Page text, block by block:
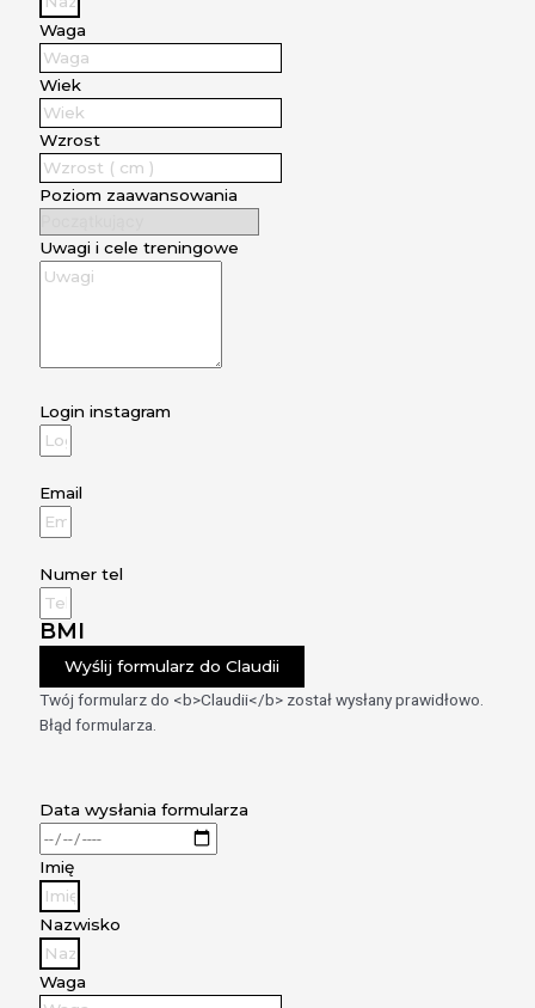
Waga
Wiek
Wzrost
Poziom zaawansowania
Uwagi i cele treningowe
Login instagram
Email
Numer tel
BMI
Wyślij formularz do Claudii
Twój formularz do <b>Claudii</b> został wysłany prawidłowo.
Błąd formularza.
Data wysłania formularza
Imię
Nazwisko
Waga